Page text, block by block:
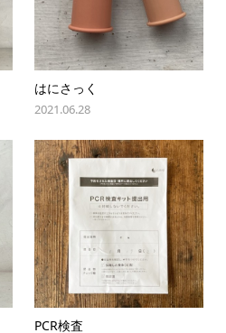
はにさっく
2021.06.28
PCR検査